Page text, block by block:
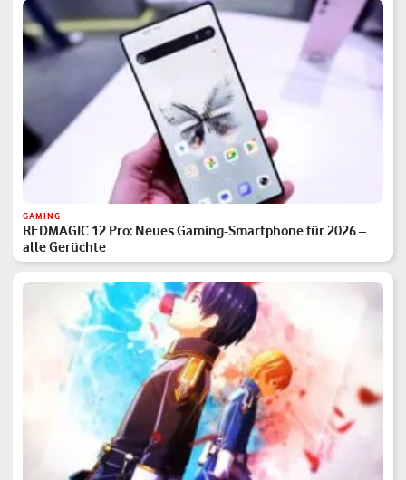
GAMING
REDMAGIC 12 Pro: Neues Gaming-Smartphone für 2026 –
alle Gerüchte